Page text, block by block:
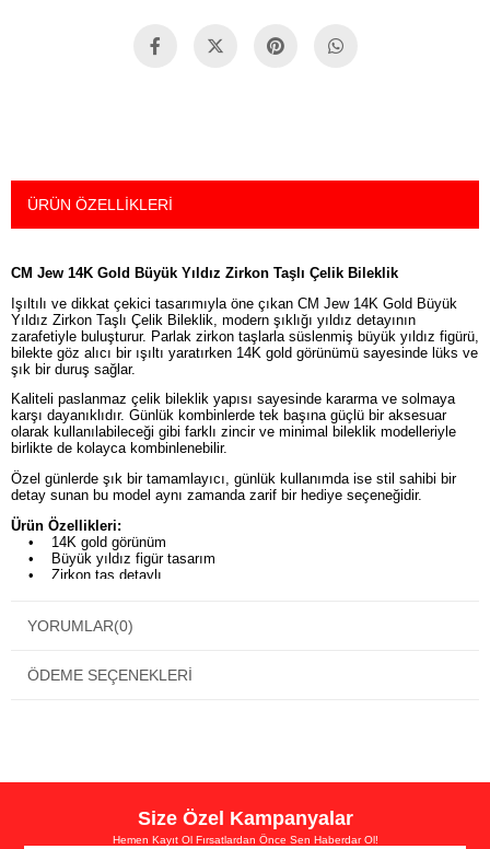
ÜRÜN ÖZELLIKLERI
CM Jew 14K Gold Büyük Yıldız Zirkon Taşlı Çelik Bileklik
Işıltılı ve dikkat çekici tasarımıyla öne çıkan CM Jew 14K Gold Büyük
Yıldız Zirkon Taşlı Çelik Bileklik, modern şıklığı yıldız detayının
zarafetiyle buluşturur. Parlak zirkon taşlarla süslenmiş büyük yıldız figürü,
bilekte göz alıcı bir ışıltı yaratırken 14K gold görünümü sayesinde lüks ve
şık bir duruş sağlar.
Kaliteli paslanmaz çelik bileklik yapısı sayesinde kararma ve solmaya
karşı dayanıklıdır. Günlük kombinlerde tek başına güçlü bir aksesuar
olarak kullanılabileceği gibi farklı zincir ve minimal bileklik modelleriyle
birlikte de kolayca kombinlenebilir.
Özel günlerde şık bir tamamlayıcı, günlük kullanımda ise stil sahibi bir
detay sunan bu model aynı zamanda zarif bir hediye seçeneğidir.
Ürün Özellikleri:
• 14K gold görünüm
• Büyük yıldız figür tasarım
• Zirkon taş detaylı
• Günlük ve özel gün kullanımı
YORUMLAR(0)
ÖDEME SEÇENEKLERI
Size Özel Kampanyalar
Hemen Kayıt Ol Fırsatlardan Önce Sen Haberdar Ol!